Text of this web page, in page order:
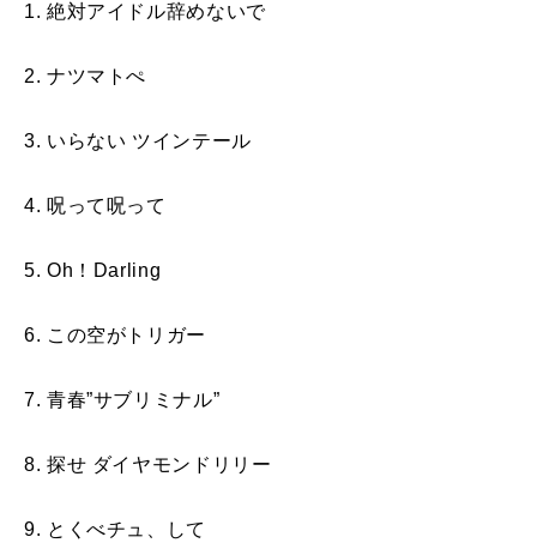
1. 絶対アイドル辞めないで
2. ナツマトぺ
3. いらない ツインテール
4. 呪って呪って
5. Oh！Darling
6. この空がトリガー
7. 青春”サブリミナル”
8. 探せ ダイヤモンドリリー
9. とくべチュ、して